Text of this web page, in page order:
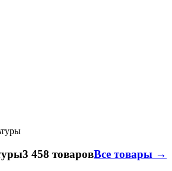
3 458 товаровВсе товары →